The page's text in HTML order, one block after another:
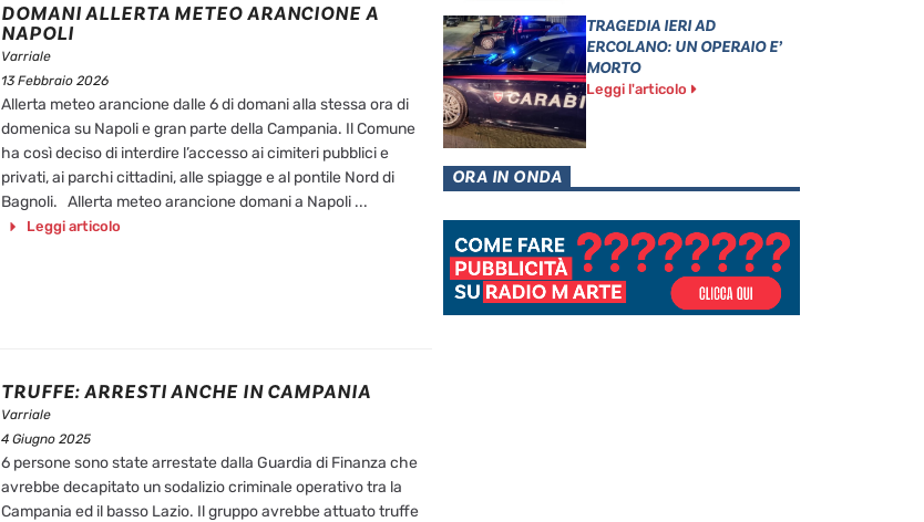
DOMANI ALLERTA METEO ARANCIONE A
NAPOLI
Varriale
13 Febbraio 2026
Allerta meteo arancione dalle 6 di domani alla stessa ora di
domenica su Napoli e gran parte della Campania. Il Comune
ha così deciso di interdire l’accesso ai cimiteri pubblici e
privati, ai parchi cittadini, alle spiagge e al pontile Nord di
Bagnoli. Allerta meteo arancione domani a Napoli ...
Leggi articolo
TRUFFE: ARRESTI ANCHE IN CAMPANIA
Varriale
4 Giugno 2025
6 persone sono state arrestate dalla Guardia di Finanza che
avrebbe decapitato un sodalizio criminale operativo tra la
Campania ed il basso Lazio. Il gruppo avrebbe attuato truffe
TRAGEDIA IERI AD
ERCOLANO: UN OPERAIO E’
MORTO
Leggi l'articolo
ORA IN ONDA